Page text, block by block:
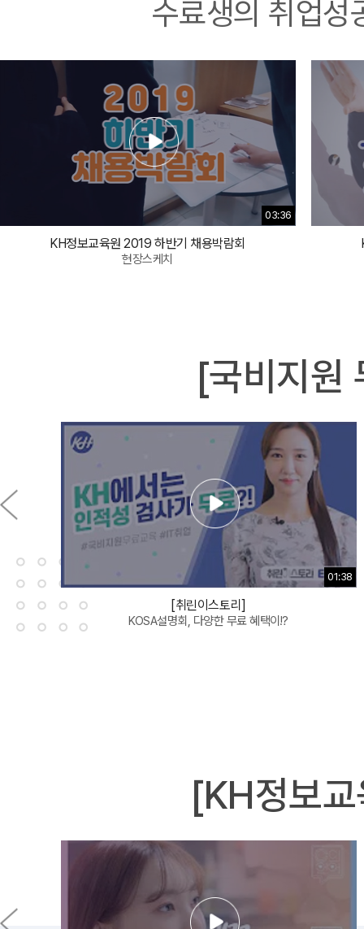
수료생의 취업
03:36
KH정보교육원 2019 하반기 채용박람회
현장스케치
[국비지원
01:38
[취린이스토리]
KOSA설명회, 다양한 무료 혜택이!?
04:19
[취린이스토리]
[KH정보